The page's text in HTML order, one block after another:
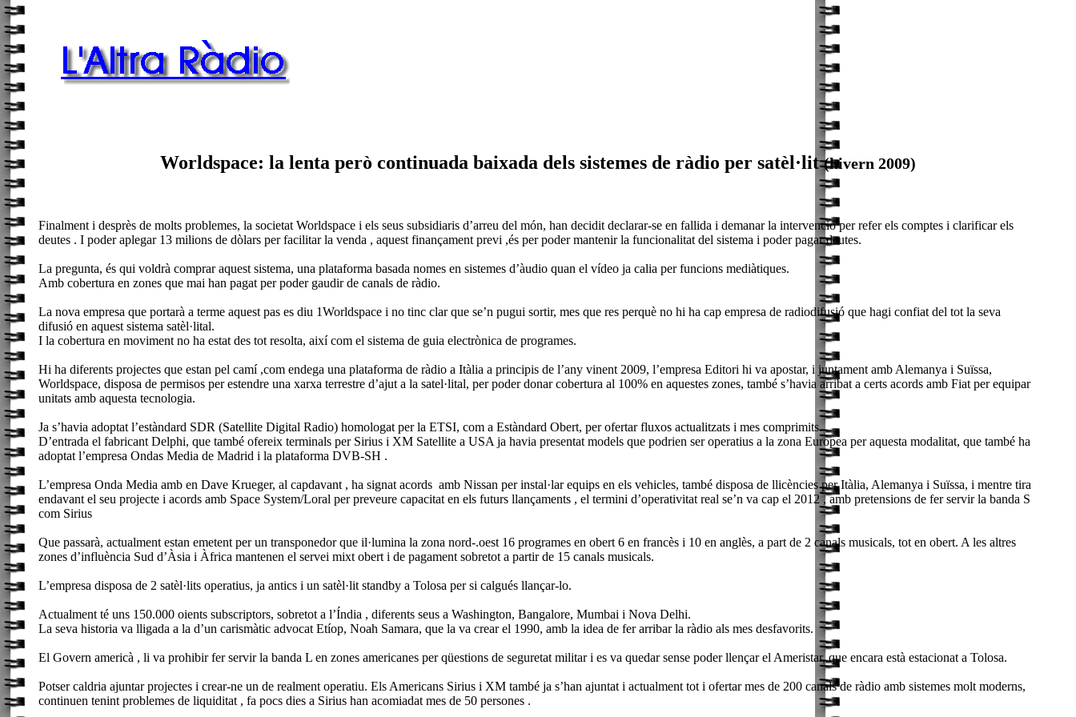
Worldspace: la lenta però continuada baixada dels sistemes de ràdio per satèl·lit(hivern 2009)
Finalment i desprès de molts problemes, la societat Worldspace i els seus subsidiaris d’arreu del món, han decidit declarar-se en fallida i demanar la intervenció per refer els comptes i clarificar els
deutes . I poder aplegar 13 milions de dòlars per facilitar la venda , aquest finançament previ ,és per poder mantenir la funcionalitat del sistema i poder pagar deutes.
La pregunta, és qui voldrà comprar aquest sistema, una plataforma basada nomes en sistemes d’àudio quan el vídeo ja calia per funcions mediàtiques.
Amb cobertura en zones que mai han pagat per poder gaudir de canals de ràdio.
La nova empresa que portarà a terme aquest pas es diu 1Worldspace i no tinc clar que se’n pugui sortir, mes que res perquè no hi ha cap empresa de radiodifusió que hagi confiat del tot la seva
difusió en aquest sistema satèl·lital.
I la cobertura en moviment no ha estat des tot resolta, així com el sistema de guia electrònica de programes.
Hi ha diferents projectes que estan pel camí ,com endega una plataforma de ràdio a Itàlia a principis de l’any vinent 2009, l’empresa Editori hi va apostar, i juntament amb Alemanya i Suïssa,
Worldspace, disposa de permisos per estendre una xarxa terrestre d’ajut a la satel·lital, per poder donar cobertura al 100% en aquestes zones, també s’havia arribat a certs acords amb Fiat per equipar
unitats amb aquesta tecnologia.
Ja s’havia adoptat l’estàndard SDR (Satellite Digital Radio) homologat per la ETSI, com a Estàndard Obert, per ofertar fluxos actualitzats i mes comprimits.
D’entrada el fabricant Delphi, que també ofereix terminals per Sirius i XM Satellite a USA ja havia presentat models que podrien ser operatius a la zona Europea per aquesta modalitat, que també ha
adoptat l’empresa Ondas Media de Madrid i la plataforma DVB-SH .
L’empresa Onda Media amb en Dave Krueger, al capdavant , ha signat acords amb Nissan per instal·lar equips en els vehicles, també disposa de llicències per Itàlia, Alemanya i Suïssa, i mentre tira
endavant el seu projecte i acords amb Space System/Loral per preveure capacitat en els futurs llançaments , el termini d’operativitat real se’n va cap el 2012 , amb pretensions de fer servir la banda S
com Sirius
Que passarà, actualment estan emetent per un transponedor que il·lumina la zona nord-.oest 16 programes en obert 6 en francès i 10 en anglès, a part de 2 canals musicals, tot en obert. A les altres
zones d’influència Sud d’Àsia i Àfrica mantenen el servei mixt obert i de pagament sobretot a partir de 15 canals musicals.
L’empresa disposa de 2 satèl·lits operatius, ja antics i un satèl·lit standby a Tolosa per si calgués llançar-lo.
Actualment té uns 150.000 oients subscriptors, sobretot a l’Índia , diferents seus a Washington, Bangalore, Mumbai i Nova Delhi.
La seva historia va lligada a la d’un carismàtic advocat Etíop, Noah Samara, que la va crear el 1990, amb la idea de fer arribar la ràdio als mes desfavorits.
El Govern americà , li va prohibir fer servir la banda L en zones americanes per qüestions de seguretat militar i es va quedar sense poder llençar el Ameristar, que encara està estacionat a Tolosa.
Potser caldria ajuntar projectes i crear-ne un de realment operatiu. Els Americans Sirius i XM també ja s’han ajuntat i actualment tot i ofertar mes de 200 canals de ràdio amb sistemes molt moderns,
continuen tenint problemes de liquiditat , fa pocs dies a Sirius han acomiadat mes de 50 persones .